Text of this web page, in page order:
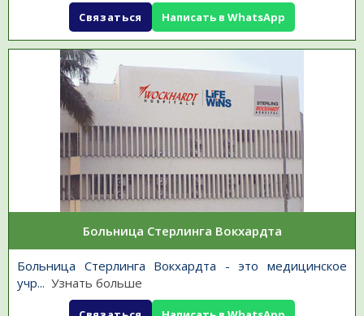
Связаться Написать в WhatsApp
Больница Стерлинга Вокхардта
Больница Стерлинга Вокхардта - это медицинское
учр... Узнать больше